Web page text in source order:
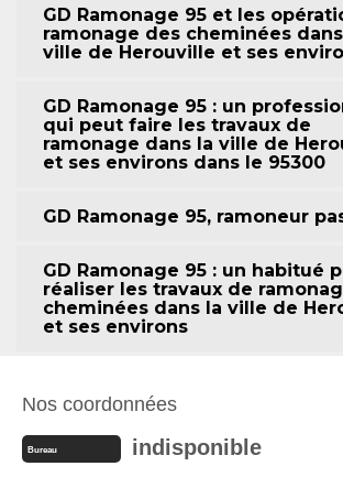
GD Ramonage 95 et les
ramonage des cheminées
ville de Herouville et ses
GD Ramonage 95 : un
qui peut faire les travaux de
ramonage dans la ville de
et ses environs dans le 95300
GD Ramonage 95, ramoneur
GD Ramonage 95 : un habitué
réaliser les travaux de
cheminées dans la ville de
et ses environs
Nos coordonnées
Bureau indisponible